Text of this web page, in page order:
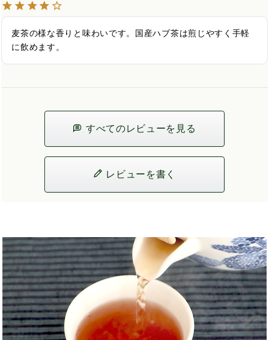
麦茶の様な香りと味わいです。国産ハブ茶は煎じやすく手軽
に飲めます。
すべてのレビューを見る
レビューを書く